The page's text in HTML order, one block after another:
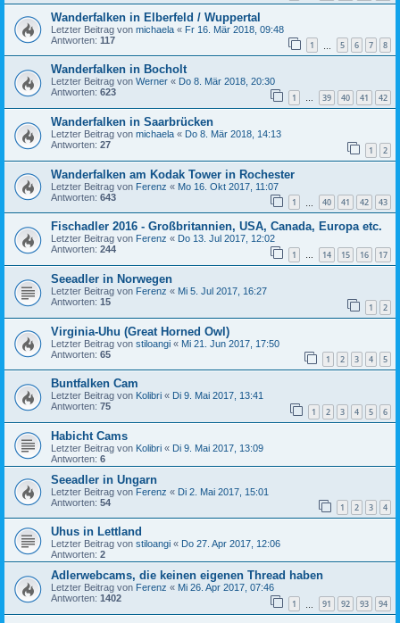
Wanderfalken in Elberfeld / Wuppertal
Letzter Beitrag von michaela « Fr 16. Mär 2018, 09:48
Antworten: 117 1 5 6 7 8
Wanderfalken in Bocholt
Letzter Beitrag von Werner « Do 8. Mär 2018, 20:30
Antworten: 623 1 … 39 40 41 42
Wanderfalken in Saarbrücken
Letzter Beitrag von michaela « Do 8. Mär 2018, 14:13
Antworten: 27 1 2
Wanderfalken am Kodak Tower in Rochester
Letzter Beitrag von Ferenz « Mo 16. Okt 2017, 11:07
Antworten: 643 1 40 41 42 43
Fischadler 2016 - Großbritannien, USA, Canada, Europa etc.
Letzter Beitrag von Ferenz « Do 13. Jul 2017, 12:02
Antworten: 244 1 … 14 15 16 17
Seeadler in Norwegen
Letzter Beitrag von Ferenz « Mi 5. Jul 2017, 16:27
Antworten: 15 1 2
Virginia-Uhu (Great Horned Owl)
Letzter Beitrag von stiloangi « Mi 21. Jun 2017, 17:50
Antworten: 65 1 2 3 4 5
Buntfalken Cam
Letzter Beitrag von Kolibri « Di 9. Mai 2017, 13:41
Antworten: 75 1 2 3 4 5 6
Habicht Cams
Letzter Beitrag von Kolibri « Di 9. Mai 2017, 13:09
Antworten: 6
Seeadler in Ungarn
Letzter Beitrag von Ferenz « Di 2. Mai 2017, 15:01
Antworten: 54 1 2 3 4
Uhus in Lettland
Letzter Beitrag von stiloangi « Do 27. Apr 2017, 12:06
Antworten: 2
Adlerwebcams, die keinen eigenen Thread haben
Letzter Beitrag von Ferenz « Mi 26. Apr 2017, 07:46
Antworten: 1402 1 91 92 93 94